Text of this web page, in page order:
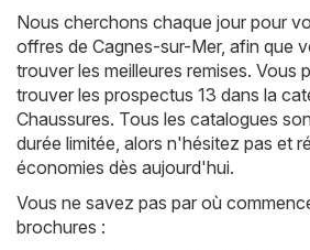
Nous cherchons chaque jour pour
offres de Cagnes-sur-Mer, afin que
trouver les meilleures remises. Vous
trouver les prospectus 13 dans la
Chaussures. Tous les catalogues
durée limitée, alors n'hésitez pas et
économies dès aujourd'hui.
Vous ne savez pas par où
brochures :